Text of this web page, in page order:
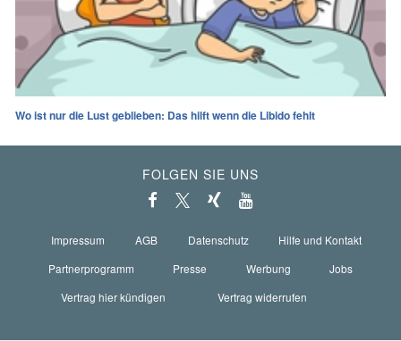
Wo ist nur die Lust geblieben: Das hilft wenn die Libido fehlt
FOLGEN SIE UNS
Impressum AGB Datenschutz
Hilfe und Kontakt
Partnerprogramm
Presse Werbung
Jobs
Vertrag hier kündigen
Vertrag widerrufen